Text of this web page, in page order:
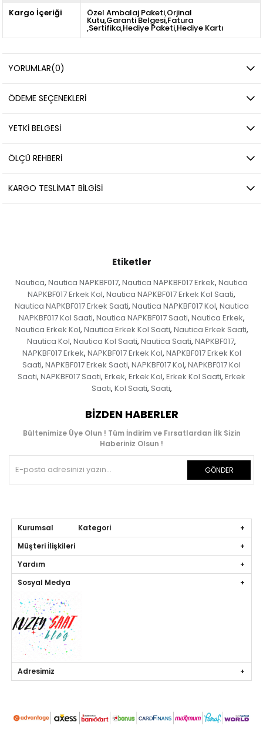
Kargo İçeriği
Özel Ambalaj Paketi,Orjinal
Kutu,Garanti Belgesi,Fatura
,Sertifika,Hediye Paketi,Hediye Kartı
YORUMLAR(0)
ÖDEME SEÇENEKLERI
YETKİ BELGESİ
ÖLÇÜ REHBERI
KARGO TESLIMAT BILGISI
Etiketler
Nautica, Nautica NAPKBF017, Nautica NAPKBF017 Erkek, Nautica
NAPKBF017 Erkek Kol, Nautica NAPKBF017 Erkek Kol Saati,
Nautica NAPKBF017 Erkek Saati, Nautica NAPKBF017 Kol, Nautica
NAPKBF017 Kol Saati, Nautica NAPKBF017 Saati, Nautica Erkek,
Nautica Erkek Kol, Nautica Erkek Kol Saati, Nautica Erkek Saati,
Nautica Kol, Nautica Kol Saati, Nautica Saati, NAPKBF017,
NAPKBF017 Erkek, NAPKBF017 Erkek Kol, NAPKBF017 Erkek Kol
Saati, NAPKBF017 Erkek Saati, NAPKBF017 Kol, NAPKBF017 Kol
Saati, NAPKBF017 Saati, Erkek, Erkek Kol, Erkek Kol Saati, Erkek
Saati, Kol Saati, Saati,
BIZDEN HABERLER
Bültenimize Üye Olun ! Tüm İndirim ve Fırsatlardan İlk Sizin
Haberiniz Olsun !
GÖNDER
Kurumsal Kategori
Müşteri İlişkileri
Yardım
Sosyal Medya
Adresimiz